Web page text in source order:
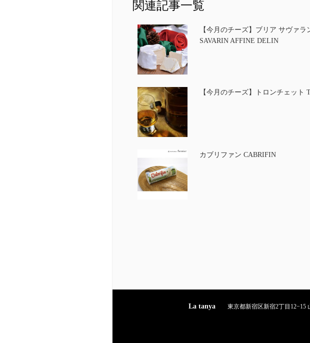
関連記事一覧
【今月のチーズ】ブリア サヴァ
SAVARIN AFFINE DELIN
【今月のチーズ】トロンチェット
カブリファン CABRIFIN
La tanya 東京都新宿区新宿2丁目12−15